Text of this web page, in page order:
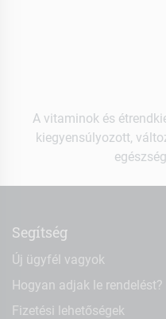
A vitaminok és
kiegyensúlyozott,
Segítség
Új ügyfél vagyok
Hogyan adjak le rendelést?
Fizetési lehetőségek